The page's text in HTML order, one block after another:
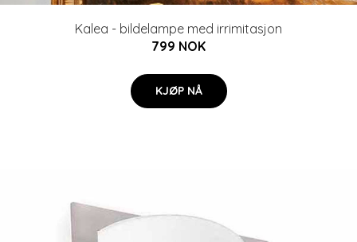
Kalea - bildelampe med irrimitasjon
799 NOK
KJØP NÅ